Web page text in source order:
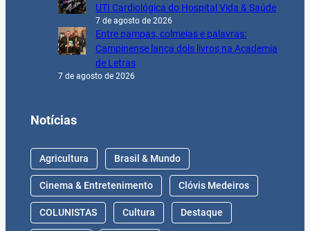
UTI Cardiológica do Hospital Vida & Saúde
7 de agosto de 2026
Entre pampas, colmeias e palavras:
Campinense lança dois livros na Academia
de Letras
7 de agosto de 2026
Notícias
Agricultura Brasil & Mundo
Cinema & Entretenimento Clóvis Medeiros
COLUNISTAS Cultura Destaque